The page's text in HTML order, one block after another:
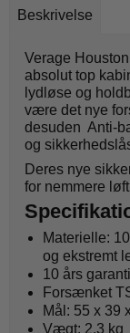
Beskrivelse
Verage
absolut top
lydløse og
være det nye
desuden Anti-
og
Deres nye
for nemmere
Materielle:
og ekstremt
10 års garanti
Forsænket
Mål: 55 x 39
Vægt: 2,3 kg